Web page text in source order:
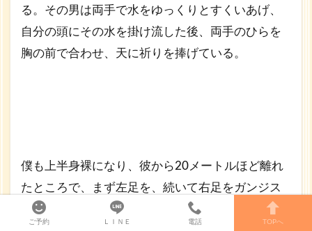
る。その男は両手で水をゆっくりとすくいあげ、
自分の頭にその水を掛け流した後、両手のひらを
胸の前で合わせ、天に祈りを捧げている。
僕も上半身裸になり、彼から20メートルほど離れ
たところで、まず左足を、続いて右足をガンジス
へ踏み入れ、水が腰のあたりに来るところまで進
ご予約 ＬＩＮＥ 電話 TOPへ